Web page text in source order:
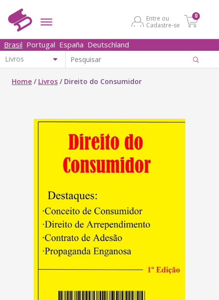
Entre ou
Cadastre-se
0
Brasil Portugal España Deutschland
Home / Livros / Direito do Consumidor